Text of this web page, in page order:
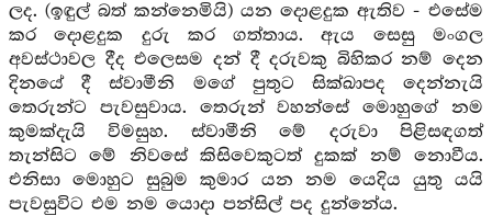
ලද. (ඉඳුල් බත් කන්නෙමියි) යන දොළදුක ඇතිව - එසේම
කර දොළදුක දුරු කර ගත්තාය. ඇය සෙසු මංගල
අවස්ථාවල දීද එලෙසම දන් දී දරුවකු බිහිකර නම් දෙන
දිනයේ දී ස්වාමීනි මගේ පුතුට සික්ඛාපද දෙන්නැයි
තෙරුන්ට පැවසුවාය. තෙරුන් වහන්සේ මොහුගේ නම
කුමක්දැයි විමසුහ. ස්වාමීනි මේ දරුවා පිළිසඳගත්
තැන්සිට මේ නිවසේ කිසිවෙකුටත් දුකක් නම් නොවීය.
එනිසා මොහුට සුබුම කුමාර යන නම යෙදිය යුතු යයි
පැවසුවිට එම නම යොදා පන්සිල් පද දුන්නේය.